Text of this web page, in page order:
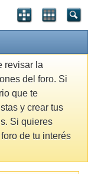
revisar la
del foro. Si
que te
y crear tus
Si quieres
de tu interés